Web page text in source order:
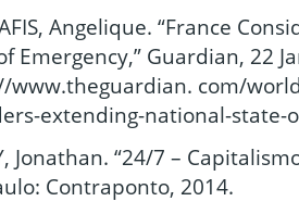
Angelique. “France
Emergency,” Guardian, 22
www.theguardian. com/
extending-national-state-
Jonathan. “24/7 –
Contraponto, 2014.